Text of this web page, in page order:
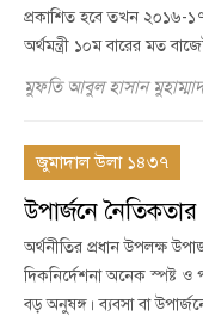
প্রকাশিত হবে তখন ২০১৬-১৭
অর্থমন্ত্রী ১০ম বারের মত
মুফতি আবুল হাসান
জুমাদাল উলা ১৪৩৭
উপার্জনে নৈতিকতার
অর্থনীতির প্রধান উপলক্ষ
দিকনির্দেশনা অনেক স্পষ্ট ও
বড় অনুষঙ্গ। ব্যবসা বা